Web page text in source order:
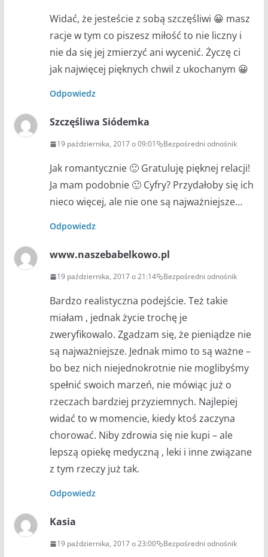
Widać, że jesteście z sobą szczęśliwi 😀 masz
racje w tym co piszesz miłość to nie liczny i
nie da się jej zmierzyć ani wycenić. Życzę ci
jak najwięcej pięknych chwil z ukochanym 😀
Odpowiedz
Szczęśliwa Siódemka
19 października, 2017 o 09:01 Bezpośredni odnośnik
Jak romantycznie 🙂 Gratuluję pięknej relacji!
Ja mam podobnie 🙂 Cyfry? Przydałoby się ich
nieco więcej, ale nie one są najważniejsze…
Odpowiedz
www.naszebabelkowo.pl
19 października, 2017 o 21:14 Bezpośredni odnośnik
Bardzo realistyczna podejście. Też takie
miałam , jednak życie trochę je
zweryfikowalo. Zgadzam się, że pieniądze nie
są najważniejsze. Jednak mimo to są ważne –
bo bez nich niejednokrotnie nie moglibyśmy
spełnić swoich marzeń, nie mówiąc już o
rzeczach bardziej przyziemnych. Najlepiej
widać to w momencie, kiedy ktoś zaczyna
chorować. Niby zdrowia się nie kupi – ale
lepszą opiekę medyczną , leki i inne związane
z tym rzeczy już tak.
Odpowiedz
Kasia
19 października, 2017 o 23:00 Bezpośredni odnośnik